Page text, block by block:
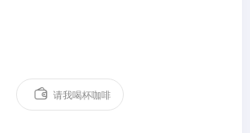
请我喝杯咖啡